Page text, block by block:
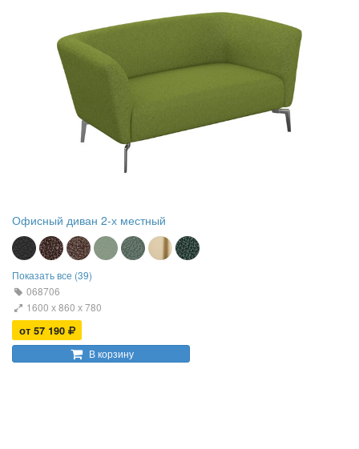
Офисный диван 2-х местный
Показать все (39)
068706
1600 х 860 х 780
от 57 190
В корзину